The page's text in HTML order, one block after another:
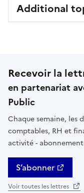
Additional
Recevoir la
en partenariat
Public
Chaque semaine, les
comptables, RH et
activité -
S’abonner
Voir toutes les lettres